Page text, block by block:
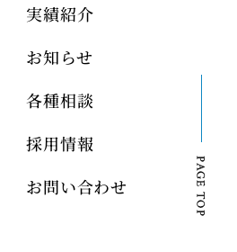
実績紹介
お知らせ
各種相談
採用情報
お問い合わせ